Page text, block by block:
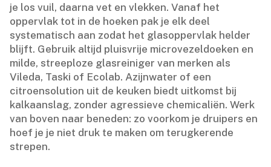
je los vuil, daarna vet en vlekken.​ Vanaf het
oppervlak tot in de hoeken pak je elk deel
systematisch aan zodat het glasoppervlak helder
blijft.​ Gebruik altijd pluisvrije microvezeldoeken en
milde, streeploze glasreiniger van merken als
Vileda, Taski of Ecolab.​ Azijnwater of een
citroensolution uit de keuken biedt uitkomst bij
kalkaanslag, zonder agressieve chemicaliën.​ Werk
van boven naar beneden: zo voorkom je druipers en
hoef je je niet druk te maken om terugkerende
strepen.​